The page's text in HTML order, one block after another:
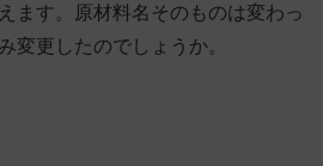
ます。原材料名そのものは変わっ
変更したのでしょうか。